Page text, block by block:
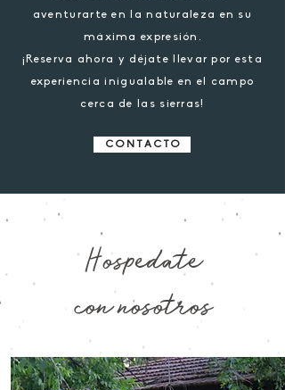
aventurarte en la naturaleza en su
máxima expresión.
¡Reserva ahora y déjate llevar por esta
experiencia inigualable en el campo
cerca de las sierras!
C O N T A C T O
Hospedate
con nosotros